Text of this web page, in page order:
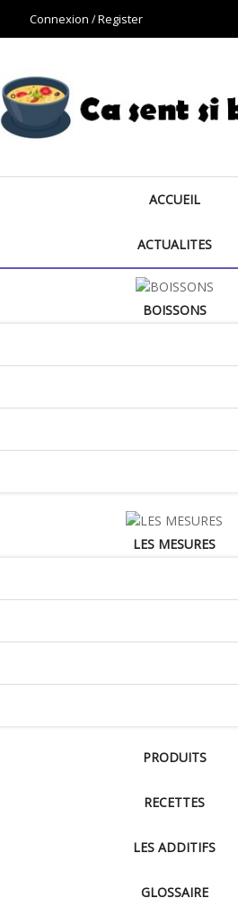
Connexion Register
ACCUEIL
ACTUALITES
BOISSONS
LES MESURES
PRODUITS
RECETTES
LES ADDITIFS
GLOSSAIRE